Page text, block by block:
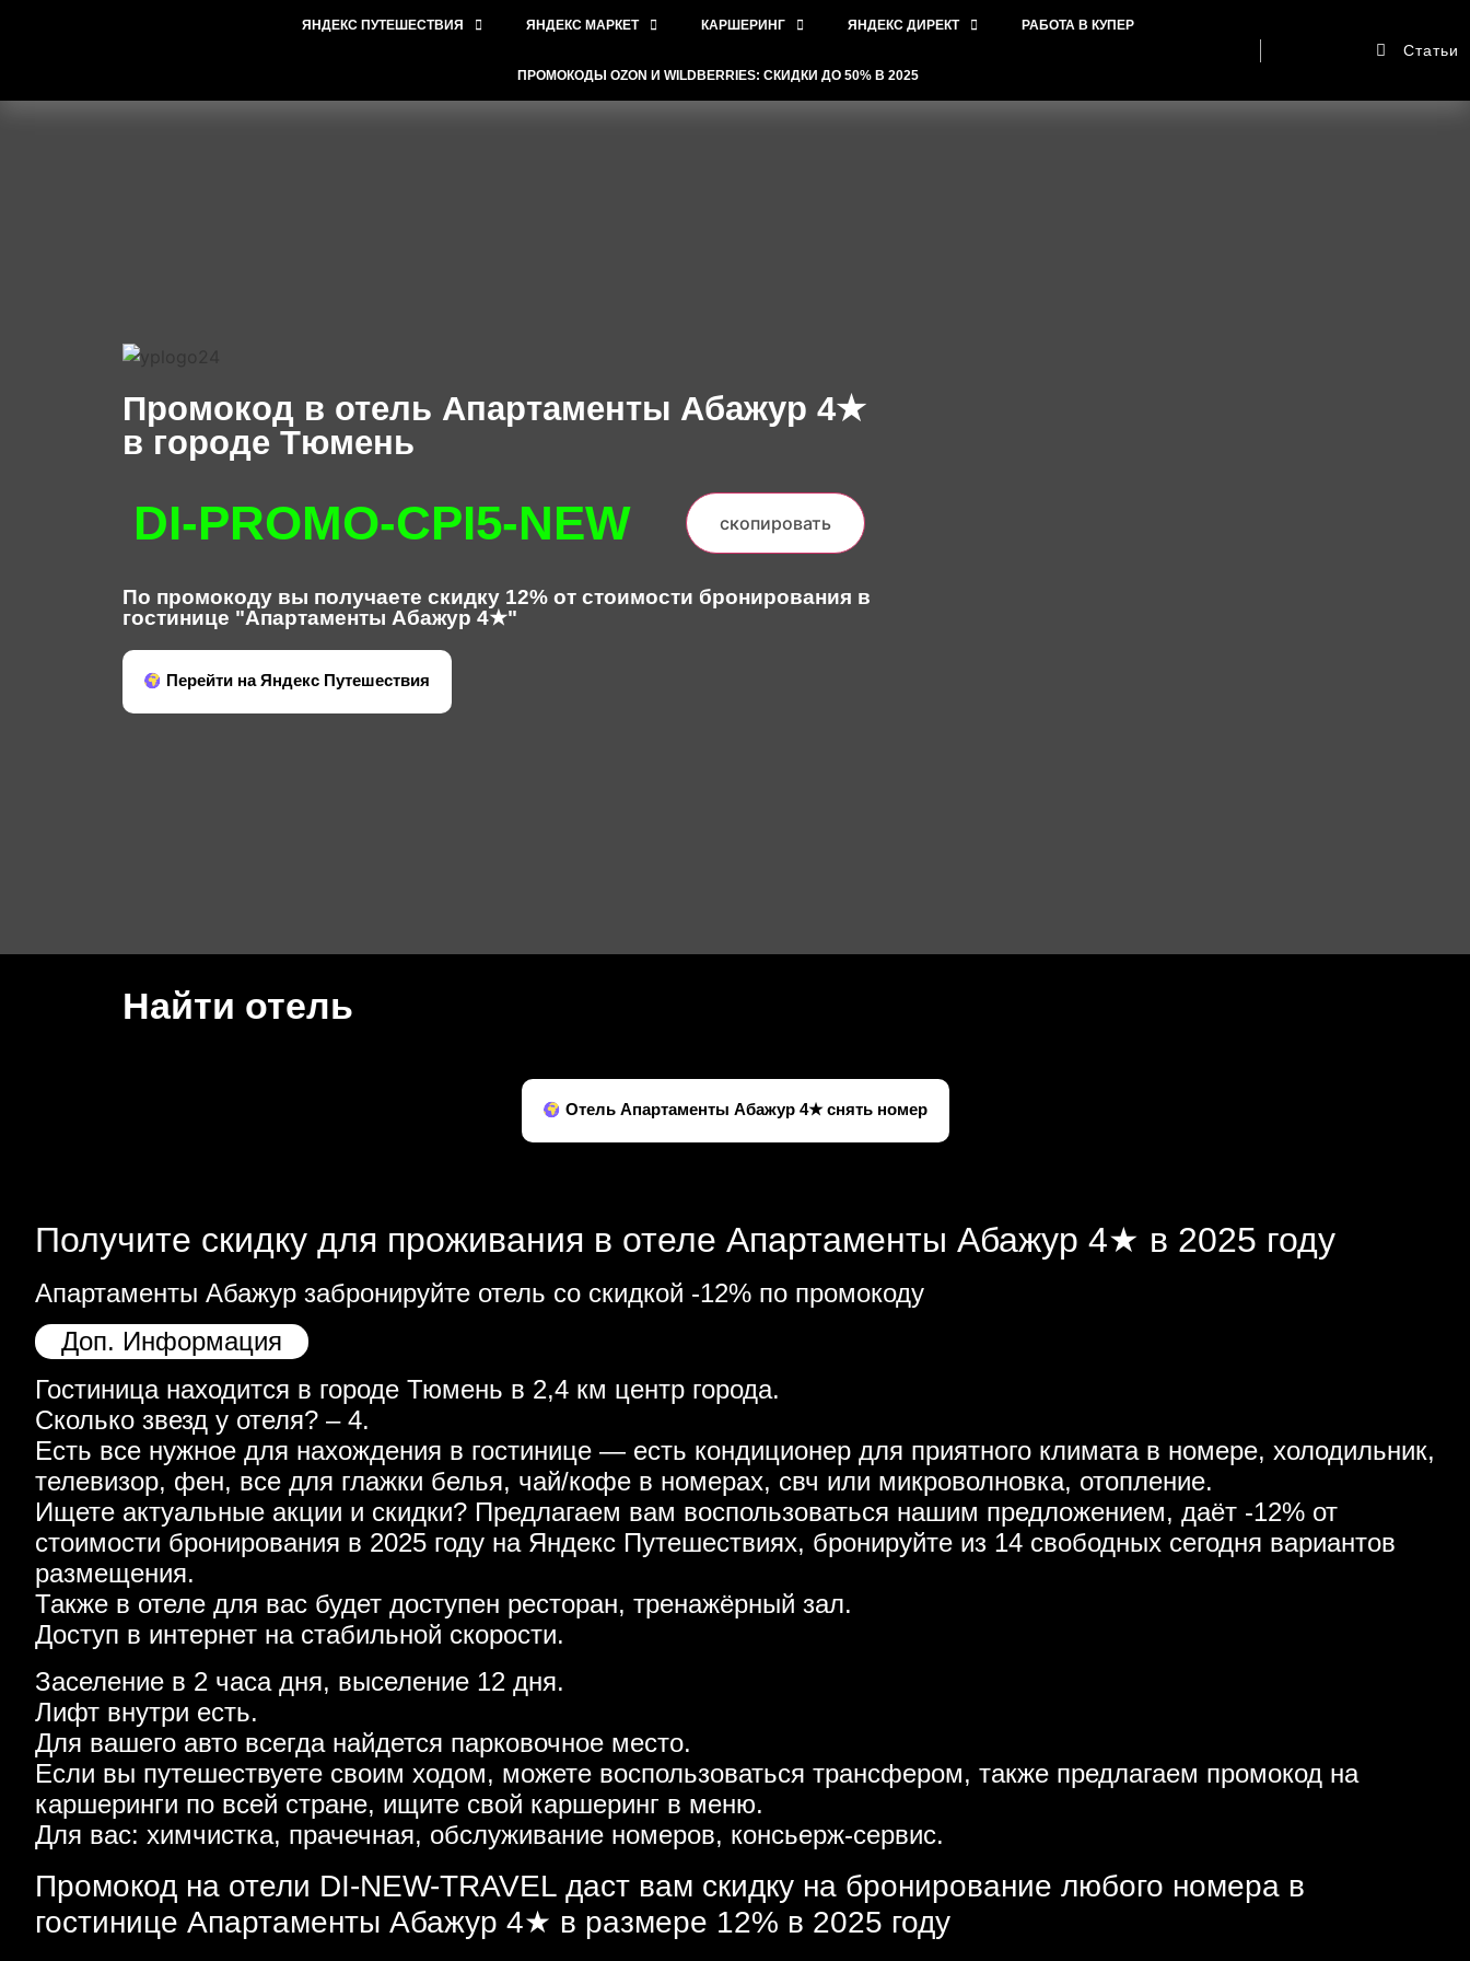
ЯНДЕКС ПУТЕШЕСТВИЯ ЯНДЕКС МАРКЕТ КАРШЕРИНГ ЯНДЕКС ДИРЕКТ РАБОТА В КУПЕР
ПРОМОКОДЫ OZON И WILDBERRIES: СКИДКИ ДО 50% В 2025
Статьи
Промокод в отель Апартаменты Абажур 4★
в городе Тюмень
DI-PROMO-CPI5-NEW скопировать
По промокоду вы получаете скидку 12% от стоимости бронирования в
гостинице "Апартаменты Абажур 4★"
Перейти на Яндекс Путешествия
Найти отель
Отель Апартаменты Абажур 4★ снять номер
Получите скидку для проживания в отеле Апартаменты Абажур 4★ в 2025 году
Апартаменты Абажур забронируйте отель со скидкой -12% по промокоду
Доп. Информация
Гостиница находится в городе Тюмень в 2,4 км центр города.
Сколько звезд у отеля? – 4.
Есть все нужное для нахождения в гостинице — есть кондиционер для приятного климата в номере, холодильник,
телевизор, фен, все для глажки белья, чай/кофе в номерах, свч или микроволновка, отопление.
Ищете актуальные акции и скидки? Предлагаем вам воспользоваться нашим предложением, даёт -12% от
стоимости бронирования в 2025 году на Яндекс Путешествиях, бронируйте из 14 свободных сегодня вариантов
размещения.
Также в отеле для вас будет доступен ресторан, тренажёрный зал.
Доступ в интернет на стабильной скорости.
Заселение в 2 часа дня, выселение 12 дня.
Лифт внутри есть.
Для вашего авто всегда найдется парковочное место.
Если вы путешествуете своим ходом, можете воспользоваться трансфером, также предлагаем промокод на
каршеринги по всей стране, ищите свой каршеринг в меню.
Для вас: химчистка, прачечная, обслуживание номеров, консьерж-сервис.
Промокод на отели DI-NEW-TRAVEL даст вам скидку на бронирование любого номера в
гостинице Апартаменты Абажур 4★ в размере 12% в 2025 году